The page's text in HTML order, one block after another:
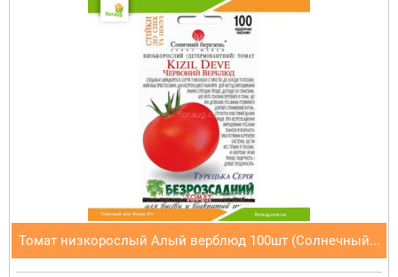
Томат низкорослый Алый верблюд 100шт (Солнечный...